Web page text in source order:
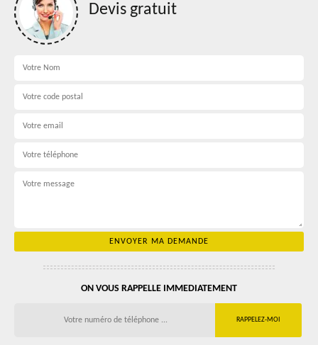
Devis gratuit
ON VOUS RAPPELLE IMMEDIATEMENT